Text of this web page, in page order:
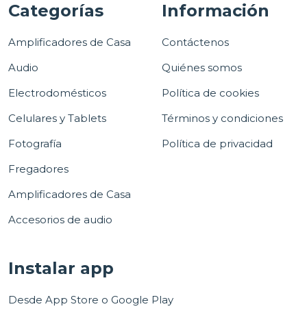
Categorías
Amplificadores de Casa
Audio
Electrodomésticos
Celulares y Tablets
Fotografía
Fregadores
Amplificadores de Casa
Accesorios de audio
Información
Contáctenos
Quiénes somos
Política de cookies
Términos y condiciones
Política de privacidad
Instalar app
Desde App Store o Google Play